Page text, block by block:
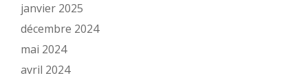
janvier 2025
décembre 2024
mai 2024
avril 2024